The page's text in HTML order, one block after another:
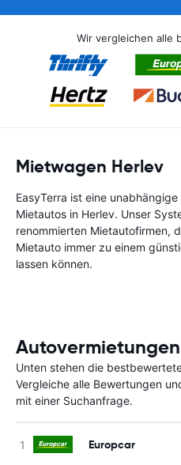
Wir vergleichen alle
Mietwagen Herlev
EasyTerra ist eine
Mietautos in Herlev. Unser
renommierten Mietautofirmen,
Mietauto immer zu einem
lassen können.
Unten stehen die
Vergleiche alle Bewertungen
mit einer Suchanfrage.
Europcar